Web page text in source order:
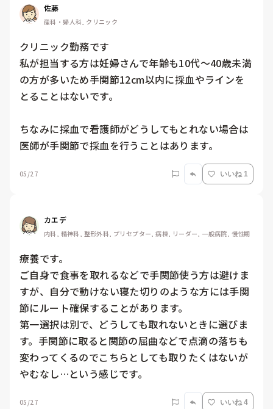
佐藤
産科・婦人科, クリニック
クリニック勤務です
私が担当する方は妊婦さんで年齢も10代〜40歳未満
の方が多いため手関節12cm以内に採血やラインを
とることはないです。
ちなみに採血で看護師がどうしてもとれない場合は
05/27 いいね 1
カエデ
内科, 精神科, 整形外科, プリセプター, 病棟, リーダー, 一般病院, 慢性期
療養です。
ご自身で食事を取れるなどで手関節使う方は避けま
すが、自分で動けない寝た切りのような方には手関
節にルート確保することがあります。
第一選択は別で、どうしても取れないときに選びま
す。手関節に取ると関節の屈曲などで点滴の落ちも
変わってくるのでこちらとしても取りたくはないが
やむなし…という感じです。
05/27 いいね 4